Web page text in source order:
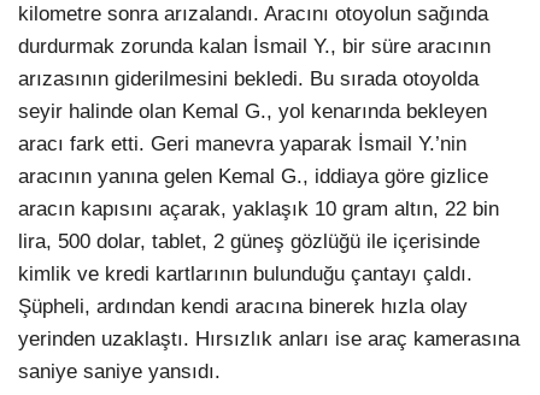
kilometre sonra arızalandı. Aracını otoyolun sağında
durdurmak zorunda kalan İsmail Y., bir süre aracının
arızasının giderilmesini bekledi. Bu sırada otoyolda
seyir halinde olan Kemal G., yol kenarında bekleyen
aracı fark etti. Geri manevra yaparak İsmail Y.’nin
aracının yanına gelen Kemal G., iddiaya göre gizlice
aracın kapısını açarak, yaklaşık 10 gram altın, 22 bin
lira, 500 dolar, tablet, 2 güneş gözlüğü ile içerisinde
kimlik ve kredi kartlarının bulunduğu çantayı çaldı.
Şüpheli, ardından kendi aracına binerek hızla olay
yerinden uzaklaştı. Hırsızlık anları ise araç kamerasına
saniye saniye yansıdı.